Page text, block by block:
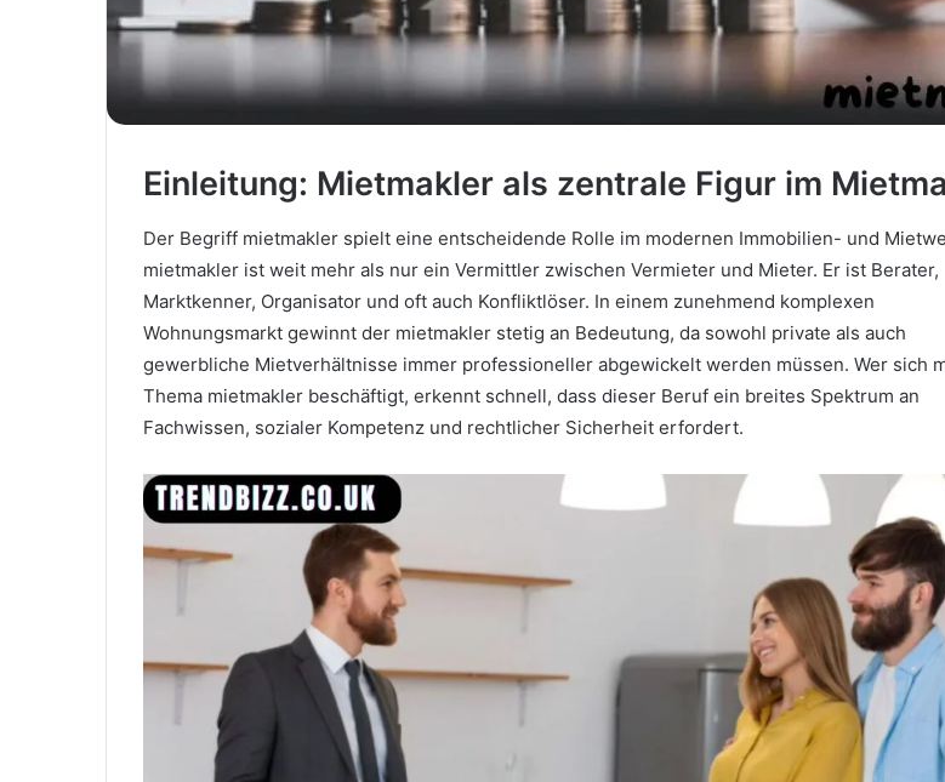
Einleitung: Mietmakler als zentrale Figur im
Der Begriff mietmakler spielt eine entscheidende Rolle im modernen Immobilien- und
mietmakler ist weit mehr als nur ein Vermittler zwischen Vermieter und Mieter. Er ist Berater,
Marktkenner, Organisator und oft auch Konfliktlöser. In einem zunehmend komplexen
Wohnungsmarkt gewinnt der mietmakler stetig an Bedeutung, da sowohl private als auch
gewerbliche Mietverhältnisse immer professioneller abgewickelt werden müssen. Wer sich
Thema mietmakler beschäftigt, erkennt schnell, dass dieser Beruf ein breites Spektrum an
Fachwissen, sozialer Kompetenz und rechtlicher Sicherheit erfordert.